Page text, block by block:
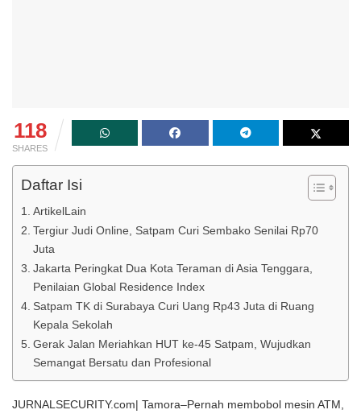
118
SHARES
Daftar Isi
ArtikelLain
Tergiur Judi Online, Satpam Curi Sembako Senilai Rp70
Juta
Jakarta Peringkat Dua Kota Teraman di Asia Tenggara,
Penilaian Global Residence Index
Satpam TK di Surabaya Curi Uang Rp43 Juta di Ruang
Kepala Sekolah
Gerak Jalan Meriahkan HUT ke-45 Satpam, Wujudkan
Semangat Bersatu dan Profesional
JURNALSECURITY.com| Tamora–Pernah membobol mesin ATM,